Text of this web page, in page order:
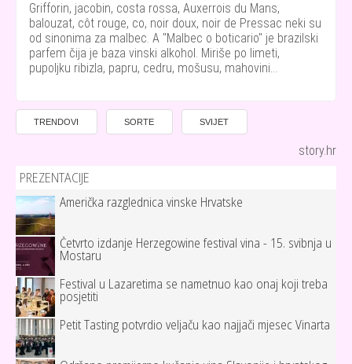
Grifforin, jacobin, costa rossa, Auxerrois du Mans,
balouzat, côt rouge, co, noir doux, noir de Pressac neki su
od sinonima za malbec. A "Malbec o boticario" je brazilski
parfem čija je baza vinski alkohol. Miriše po limeti,
pupoljku ribizla, papru, cedru, mošusu, mahovini...
TRENDOVI SORTE SVIJET
story.hr
PREZENTACIJE
Američka razglednica vinske Hrvatske
Četvrto izdanje Herzegowine festival vina - 15. svibnja u
Mostaru
Festival u Lazaretima se nametnuo kao onaj koji treba
posjetiti
Petit Tasting potvrdio veljaču kao najjači mjesec Vinarta